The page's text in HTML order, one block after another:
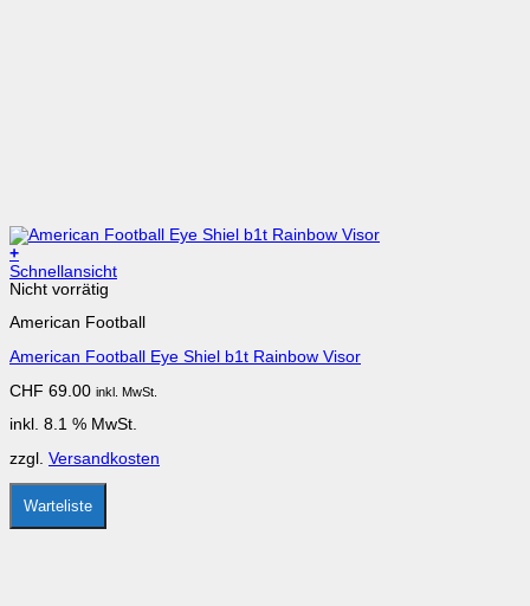
+
Schnellansicht
Nicht vorrätig
American Football
American Football Eye Shiel b1t Rainbow Visor
CHF 69.00 inkl. MwSt.
inkl. 8.1 % MwSt.
zzgl. Versandkosten
Warteliste